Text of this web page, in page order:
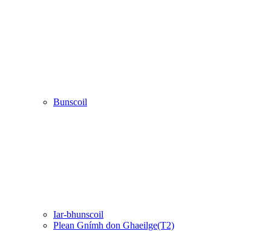
Bunscoil
Iar-bhunscoil
Plean Gnímh don Ghaeilge(T2)